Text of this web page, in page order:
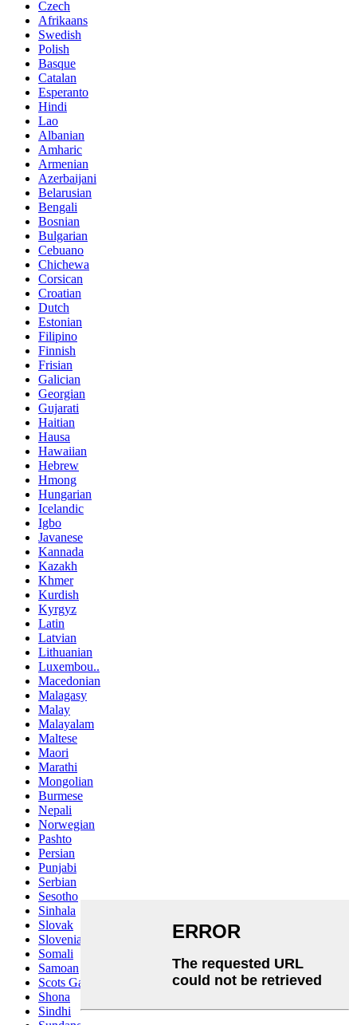
Czech
Afrikaans
Swedish
Polish
Basque
Catalan
Esperanto
Hindi
Lao
Albanian
Amharic
Armenian
Azerbaijani
Belarusian
Bengali
Bosnian
Bulgarian
Cebuano
Chichewa
Corsican
Croatian
Dutch
Estonian
Filipino
Finnish
Frisian
Galician
Georgian
Gujarati
Haitian
Hausa
Hawaiian
Hebrew
Hmong
Hungarian
Icelandic
Igbo
Javanese
Kannada
Kazakh
Khmer
Kurdish
Kyrgyz
Latin
Latvian
Lithuanian
Luxembou..
Macedonian
Malagasy
Malay
Malayalam
Maltese
Maori
Marathi
Mongolian
Burmese
Nepali
Norwegian
Pashto
Persian
Punjabi
Serbian
Sesotho
Sinhala
Slovak
Slovenian
Somali
Samoan
Scots Gaelic
Shona
Sindhi